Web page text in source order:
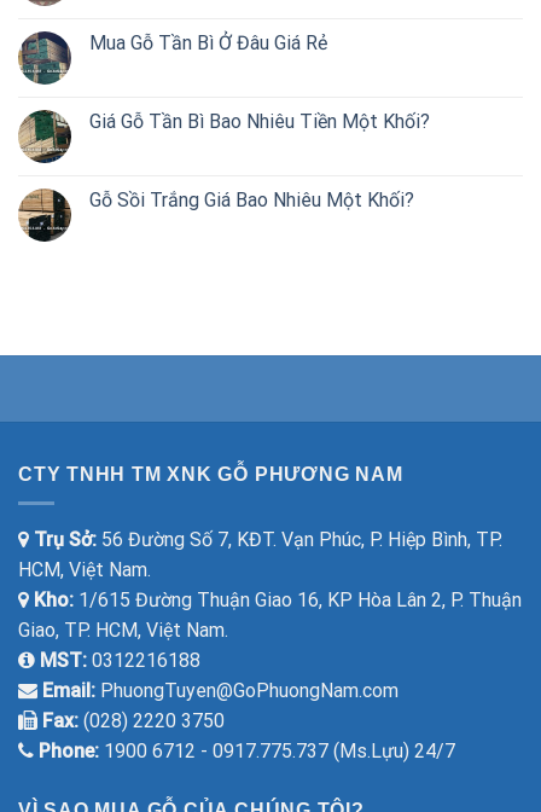
Mua Gỗ Tần Bì Ở Đâu Giá Rẻ
Giá Gỗ Tần Bì Bao Nhiêu Tiền Một Khối?
Gỗ Sồi Trắng Giá Bao Nhiêu Một Khối?
CTY TNHH TM XNK GỖ PHƯƠNG NAM
Trụ Sở: 56 Đường Số 7, KĐT. Vạn Phúc, P. Hiệp Bình, TP.
HCM, Việt Nam.
Kho: 1/615 Đường Thuận Giao 16, KP Hòa Lân 2, P. Thuận
Giao, TP. HCM, Việt Nam.
MST: 0312216188
Email: PhuongTuyen@GoPhuongNam.com
Fax: (028) 2220 3750
Phone: 1900 6712 - 0917.775.737 (Ms.Lựu) 24/7